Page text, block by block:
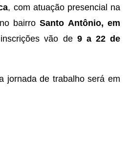
, com atuação presencial na
bairroSanto Antônio, em
vão de 9 a 22 de
jornada de trabalho será em